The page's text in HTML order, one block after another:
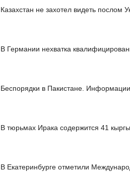
Казахстан не захотел видеть послом
В Германии нехватка
Беспорядки в Пакистане.
В тюрьмах Ирака содержится 41
В Екатеринбурге отметили